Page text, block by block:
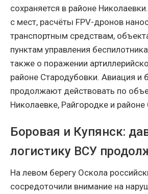
сохраняется в районе
с мест, расчёты FPV-дронов
транспортным средствам,
пунктам управления
также о поражении
районе Стародубовки. Авиация и
продолжают действовать по
Николаевке, Райгородке и районе
Боровая и Купянск:
логистику ВСУ
На левом берегу Оскола
сосредоточили внимание на